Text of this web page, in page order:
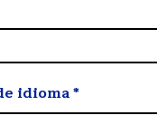
idioma*